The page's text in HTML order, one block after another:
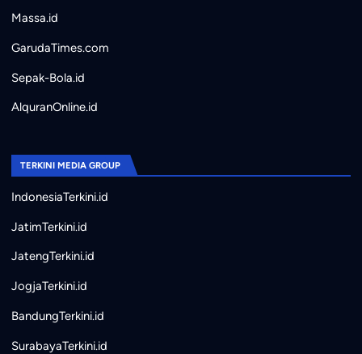
Massa.id
GarudaTimes.com
Sepak-Bola.id
AlquranOnline.id
TERKINI MEDIA GROUP
IndonesiaTerkini.id
JatimTerkini.id
JatengTerkini.id
JogjaTerkini.id
BandungTerkini.id
SurabayaTerkini.id